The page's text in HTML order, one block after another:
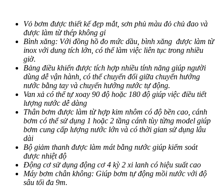
Vỏ bơm được thiết kế đẹp mắt, sơn phủ màu đỏ chủ đao và
được làm từ thép không gỉ
Bình xăng: Với đồng hồ đo mức dầu, bình xăng được làm từ
inox với dung tích lớn, có thể làm việc liên tục trong nhiều
giờ.
Bảng điều khiển được tích hợp nhiều tính năng giúp người
dùng dễ vận hành, có thể chuyển đổi giữa chuyển hướng
nước bằng tay và chuyển hướng nước tự động.
Van xả có thể tự xoay 90 độ hoặc 180 độ giúp việc điều tiết
lượng nước dễ dàng
Thân bơm được làm từ hợp kim nhôm có độ bền cao, cánh
bơm có thể sử dụng 1 hoặc 2 tầng cánh tùy từng model giúp
bơm cung cấp lượng nước lớn và có thời gian sử dụng lâu
dài
Bộ giảm thanh được làm mát bằng nước giúp kiểm soát
được nhiệt độ
Động cơ sử dụng động cơ 4 kỳ 2 xi lanh có hiệu suất cao
Máy bơm chân không: Giúp bơm tự động mồi nước với độ
sâu tối đa 9m.